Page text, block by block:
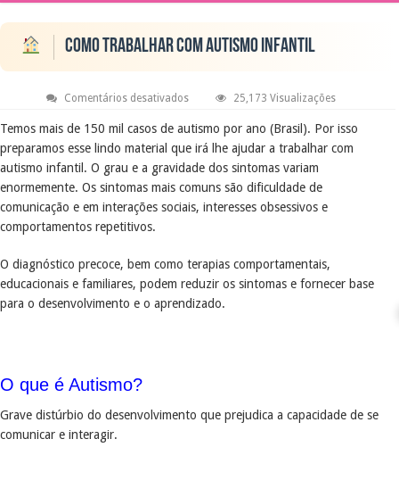
Como trabalhar com autismo infantil
Comentários desativadosem
trabalhar
com
autismo
infantil
25,173 Visualizações
Temos mais de 150 mil casos de autismo por ano (Brasil). Por isso
preparamos esse lindo material que irá lhe ajudar a trabalhar com
autismo infantil. O grau e a gravidade dos sintomas variam
enormemente. Os sintomas mais comuns são dificuldade de
comunicação e em interações sociais, interesses obsessivos e
comportamentos repetitivos.
O diagnóstico precoce, bem como terapias comportamentais,
educacionais e familiares, podem reduzir os sintomas e fornecer base
para o desenvolvimento e o aprendizado.
O que é Autismo?
Grave distúrbio do desenvolvimento que prejudica a capacidade de se
comunicar e interagir.